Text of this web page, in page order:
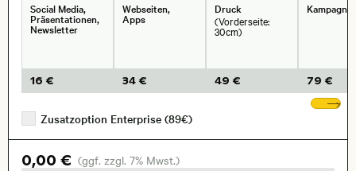
Social Media,
Präsentationen,
Newsletter
16 €
Webseiten,
Apps
34 €
Druck
(Vorderseite:
30cm)
49 € 79 €
Zusatzoption Enterprise (89€)
0,00 € (ggf. zzgl. 7% Mwst.)